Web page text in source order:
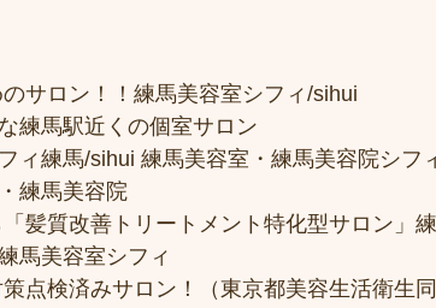
サロン！！練馬美容室シフィ/sihui
練馬駅近くの個室サロン
ィ練馬/sihui 練馬美容室・練馬美容院シフ
練馬美容院
髪質改善トリートメント特化型サロン」
馬美容室シフィ
点検済みサロン！（東京都美容生活衛生